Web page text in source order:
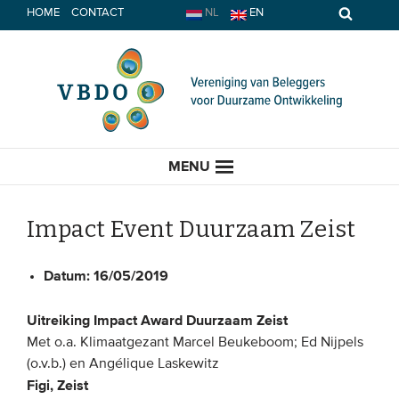
Spring
naar
HOME CONTACT NL EN
MENU
ACTUEEL
Nieuws
Impact Event Duurzaam Zeist
Datum:16/05/2019
Uitreiking Impact Award Duurzaam Zeist
Met o.a. Klimaatgezant Marcel Beukeboom; Ed Nijpels
(o.v.b.) en Angélique Laskewitz
Figi, Zeist